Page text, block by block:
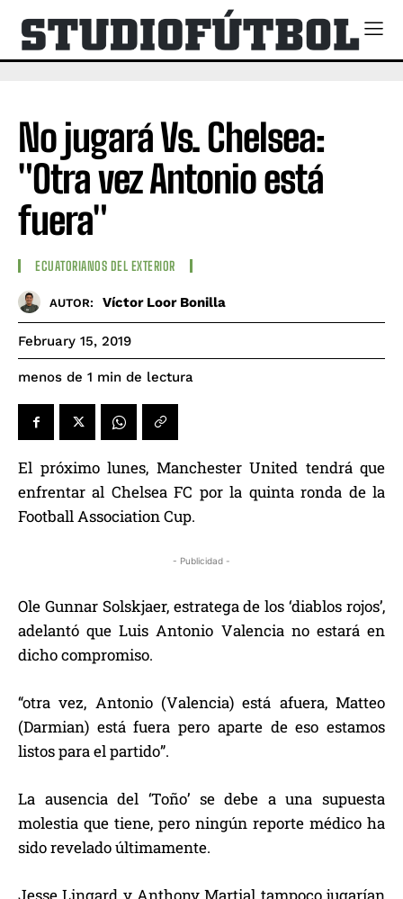
No jugará Vs. Chelsea:
"Otra vez Antonio está
fuera"
ECUATORIANOS DEL EXTERIOR
AUTOR: Víctor Loor Bonilla
February 15, 2019
menos de 1 min de lectura
El próximo lunes, Manchester United tendrá que
enfrentar al Chelsea FC por la quinta ronda de la
Football Association Cup.
- Publicidad -
Ole Gunnar Solskjaer, estratega de los ‘diablos rojos’,
adelantó que Luis Antonio Valencia no estará en
dicho compromiso.
“otra vez, Antonio (Valencia) está afuera, Matteo
(Darmian) está fuera pero aparte de eso estamos
listos para el partido”.
La ausencia del ‘Toño’ se debe a una supuesta
molestia que tiene, pero ningún reporte médico ha
sido revelado últimamente.